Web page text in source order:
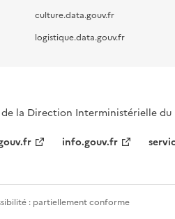
culture.data.gouv.fr
logistique.data.gouv.fr
la Direction Interministérielle du
info.gouv.fr
: partiellement conforme